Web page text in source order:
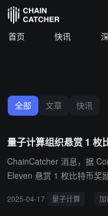
首页 快讯
全部 文章 快讯
量子计算组织悬赏 1 枚
ChainCatcher 消息，据
Eleven 悬赏 1 枚比特币奖
全的核心机制。 肖尔算法作为量子计算领域的突破性方法，能高效实
2025-04-17 量子计算 加